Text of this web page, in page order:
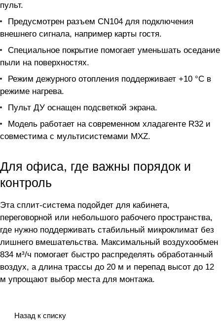
пульт.
Предусмотрен разъем CN104 для подключения
внешнего сигнала, например карты гостя.
Специальное покрытие помогает уменьшать оседание
пыли на поверхностях.
Режим дежурного отопления поддерживает +10 °C в
режиме нагрева.
Пульт ДУ оснащен подсветкой экрана.
Модель работает на современном хладагенте R32 и
совместима с мультисистемами MXZ.
Для офиса, где важны порядок и
контроль
Эта сплит-система подойдет для кабинета,
переговорной или небольшого рабочего пространства,
где нужно поддерживать стабильный микроклимат без
лишнего вмешательства. Максимальный воздухообмен
834 м³/ч помогает быстро распределять обработанный
воздух, а длина трассы до 20 м и перепад высот до 12
м упрощают выбор места для монтажа.
Назад к списку